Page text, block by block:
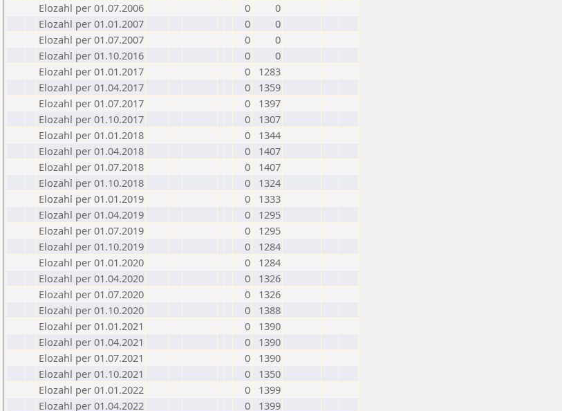
Elozahl per 01.07.2006
0
0
Elozahl per 01.01.2007
0
0
Elozahl per 01.07.2007
0
0
Elozahl per 01.10.2016
0
0
Elozahl per 01.01.2017
0
1283
Elozahl per 01.04.2017
0
1359
Elozahl per 01.07.2017
0
1397
Elozahl per 01.10.2017
0
1307
Elozahl per 01.01.2018
0
1344
Elozahl per 01.04.2018
0
1407
Elozahl per 01.07.2018
0
1407
Elozahl per 01.10.2018
0
1324
Elozahl per 01.01.2019
0
1333
Elozahl per 01.04.2019
0
1295
Elozahl per 01.07.2019
0
1295
Elozahl per 01.10.2019
0
1284
Elozahl per 01.01.2020
0
1284
Elozahl per 01.04.2020
0
1326
Elozahl per 01.07.2020
0
1326
Elozahl per 01.10.2020
0
1388
Elozahl per 01.01.2021
0
1390
Elozahl per 01.04.2021
0
1390
Elozahl per 01.07.2021
0
1390
Elozahl per 01.10.2021
0
1350
Elozahl per 01.01.2022
0
1399
Elozahl per 01.04.2022
0
1399